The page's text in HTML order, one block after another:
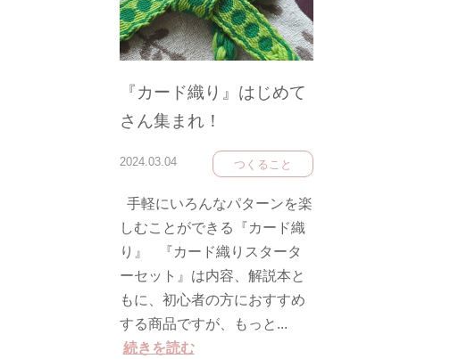
『カード織り』はじめて
さん集まれ！
2024.03.04 つくること
手軽にいろんなパターンを楽
しむことができる『カード織
り』 『カード織りスタータ
ーセット』は内容、解説本と
もに、初心者の方におすすめ
する商品ですが、もっと...
続きを読む